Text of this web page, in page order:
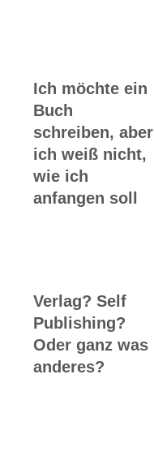
Ich möchte ein
Buch
schreiben, aber
ich weiß nicht,
wie ich
anfangen soll
Verlag? Self
Publishing?
Oder ganz was
anderes?